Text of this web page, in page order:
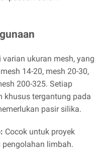
ukuran mesh, yang
14-20, mesh 20-30,
200-325. Setiap
khusus tergantung pada
pasir silika.
Cocok untuk proyek
limbah.